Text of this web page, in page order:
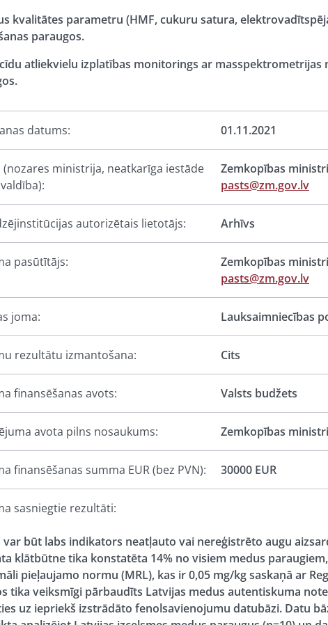
kvalitātes parametru (HMF, cukuru satura,
paraugos.
atliekvielu izplatības monitorings ar masspektrometrijas
datums: 01.11.2021
(nozares ministrija, neatkarīga iestāde
Zemkopības
pasts@zm.gov.lv
autorizētais lietotājs: Arhīvs
pasūtītājs:
Zemkopības
pasts@zm.gov.lv
joma: Lauksaimniecības
rezultātu izmantošana: Cits
finansēšanas avots: Valsts budžets
avota pilns nosaukums: Zemkopības
finansēšanas summa EUR (bez PVN): 30000 EUR
sasniegtie rezultāti:
var būt labs indikators neatļauto vai nereģistrēto augu
klātbūtne tika konstatēta 14% no visiem medus
pieļaujamo normu (MRL), kas ir 0,05 mg/kg saskaņā ar
tika veiksmīgi pārbaudīts Latvijas medus autentiskuma
uz iepriekš izstrādāto fenolsavienojumu datubāzi. Datu